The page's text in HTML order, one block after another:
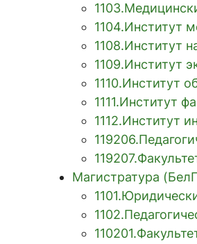
1104.Институт
1108.Институт
1109.Институт
1110.Институт
1111.Институт
1112.Институт
Магистратура